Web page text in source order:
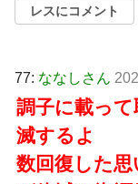
レスにコメント
77: ななしさん
調子に載っ
滅するよ
数回復した